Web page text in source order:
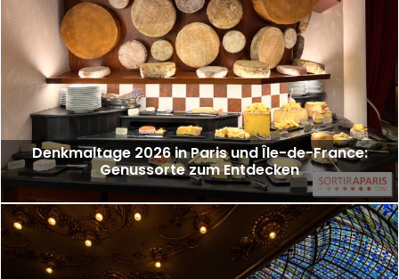
Denkmaltage 2026 in Paris und Île-de-France:
Genussorte zum Entdecken